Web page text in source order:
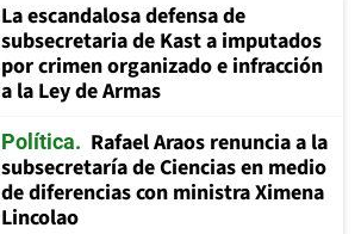
La escandalosa defensa de
subsecretaria de Kast a imputados
por crimen organizado e infracción
a la Ley de Armas
Política
Rafael Araos renuncia a la
subsecretaría de Ciencias en medio
de diferencias con ministra Ximena
Lincolao